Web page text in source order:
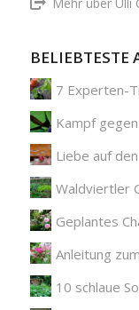
BELIEBTESTE
7 Experten-
Kampf gegen
Liebe auf
Waldviertler
Geplantes
Anleitung
10 schlaue